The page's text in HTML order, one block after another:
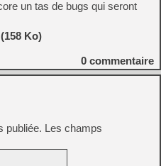
un tas de bugs qui seront
Ko)
0 commentaire
publiée. Les champs